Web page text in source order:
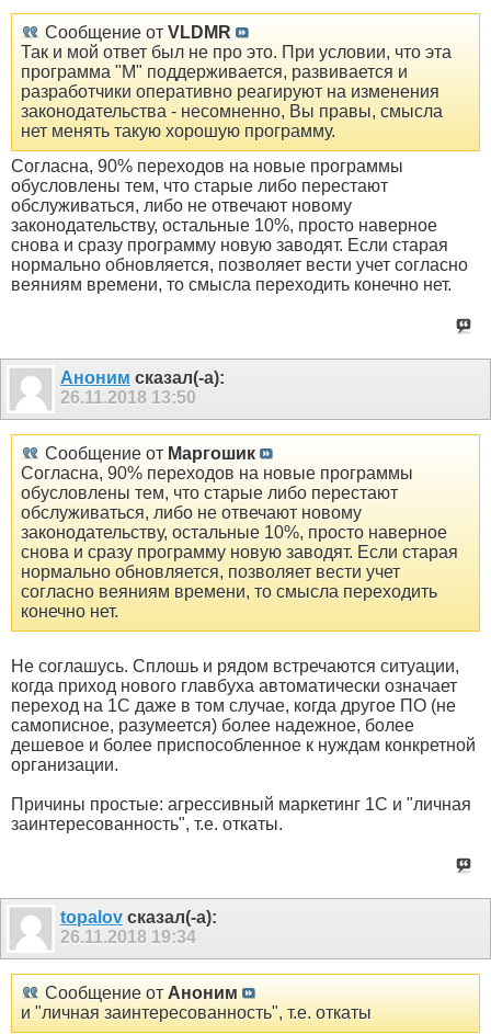
Сообщение от VLDMR
Так и мой ответ был не про это. При условии, что эта
программа "М" поддерживается, развивается и
разработчики оперативно реагируют на изменения
законодательства - несомненно, Вы правы, смысла
нет менять такую хорошую программу.
Согласна, 90% переходов на новые программы
обусловлены тем, что старые либо перестают
обслуживаться, либо не отвечают новому
законодательству, остальные 10%, просто наверное
снова и сразу программу новую заводят. Если старая
нормально обновляется, позволяет вести учет согласно
веяниям времени, то смысла переходить конечно нет.
Аноним сказал(-а):
26.11.2018 13:50
Сообщение от Маргошик
Согласна, 90% переходов на новые программы
обусловлены тем, что старые либо перестают
обслуживаться, либо не отвечают новому
законодательству, остальные 10%, просто наверное
снова и сразу программу новую заводят. Если старая
нормально обновляется, позволяет вести учет
согласно веяниям времени, то смысла переходить
конечно нет.
Не соглашусь. Сплошь и рядом встречаются ситуации,
когда приход нового главбуха автоматически означает
переход на 1С даже в том случае, когда другое ПО (не
самописное, разумеется) более надежное, более
дешевое и более приспособленное к нуждам конкретной
организации.
Причины простые: агрессивный маркетинг 1С и "личная
заинтересованность", т.е. откаты.
topalov сказал(-а):
26.11.2018 19:34
Сообщение от Аноним
и "личная заинтересованность", т.е. откаты